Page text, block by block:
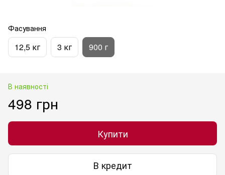
Фасування
12,5 кг 3 кг 900 г
В наявності
498 грн
Купити
В кредит